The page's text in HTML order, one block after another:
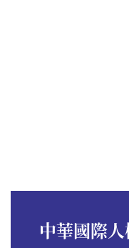
中華國際